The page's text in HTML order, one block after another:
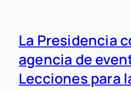
La Presidencia
agencia de
Lecciones para